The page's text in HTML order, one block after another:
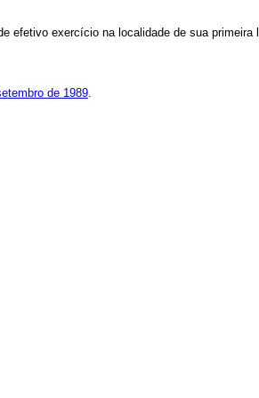
efetivo exercício na localidade de sua primeira
de 1989.